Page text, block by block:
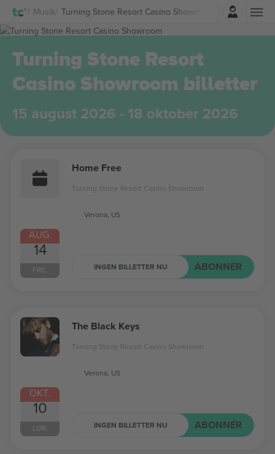
Musik Turning Stone Resort Casino Showroom Billetter
Log ind
Turning Stone Resort
Casino Showroom billetter
15 august 2026 - 18 oktober 2026
AUG.
14
FRE.
Home Free
Turning Stone Resort Casino Showroom
Verona, US
INGEN BILLETTER NU ABONNÉR
OKT.
10
LØR.
The Black Keys
Turning Stone Resort Casino Showroom
Verona, US
INGEN BILLETTER NU ABONNÉR